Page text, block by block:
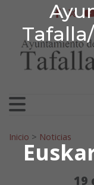
Ir al contenido
Search for:
Inicio > Noticias
19